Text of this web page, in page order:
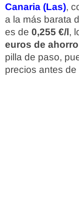
Canaria (Las),
a la más barata
es de 0,255 €/l,
euros de ahorro
pilla de paso,
precios antes de